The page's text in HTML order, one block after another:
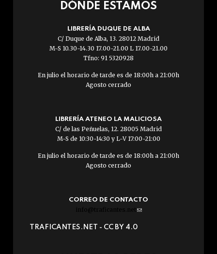
DÓNDE ESTAMOS
LIBRERÍA DUQUE DE ALBA
C/ Duque de Alba, 13. 28012 Madrid
M-S 10.30-14.30 17.00-21.00 L 17.00-21.00
Tfno: 91 5320928
En julio el horario de tarde es de 18:00h a 21:00h
Agosto cerrado
LIBRERÍA ATENEO LA MALICIOSA
C/ de las Peñuelas, 12. 28005 Madrid
M-S de 10:30-14:30 y L-V 17:00-21:00
En julio el horario de tarde es de 18:00h a 21:00h
Agosto cerrado
CORREO DE CONTACTO
info@traficantes.net (link
e-
TRAFICANTES.NET - CC BY 4.0